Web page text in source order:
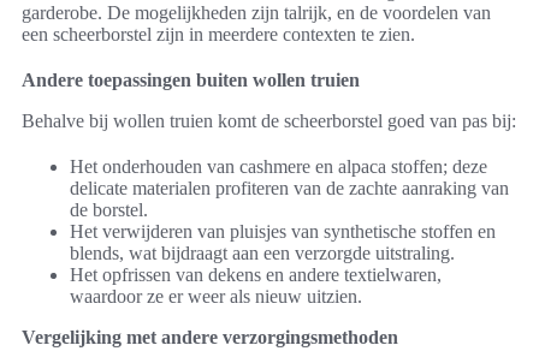
garderobe. De mogelijkheden zijn talrijk, en de voordelen van
een scheerborstel zijn in meerdere contexten te zien.
Andere toepassingen buiten wollen truien
Behalve bij wollen truien komt de scheerborstel goed van pas bij:
Het onderhouden van cashmere en alpaca stoffen; deze
delicate materialen profiteren van de zachte aanraking van
de borstel.
Het verwijderen van pluisjes van synthetische stoffen en
blends, wat bijdraagt aan een verzorgde uitstraling.
Het opfrissen van dekens en andere textielwaren,
waardoor ze er weer als nieuw uitzien.
Vergelijking met andere verzorgingsmethoden